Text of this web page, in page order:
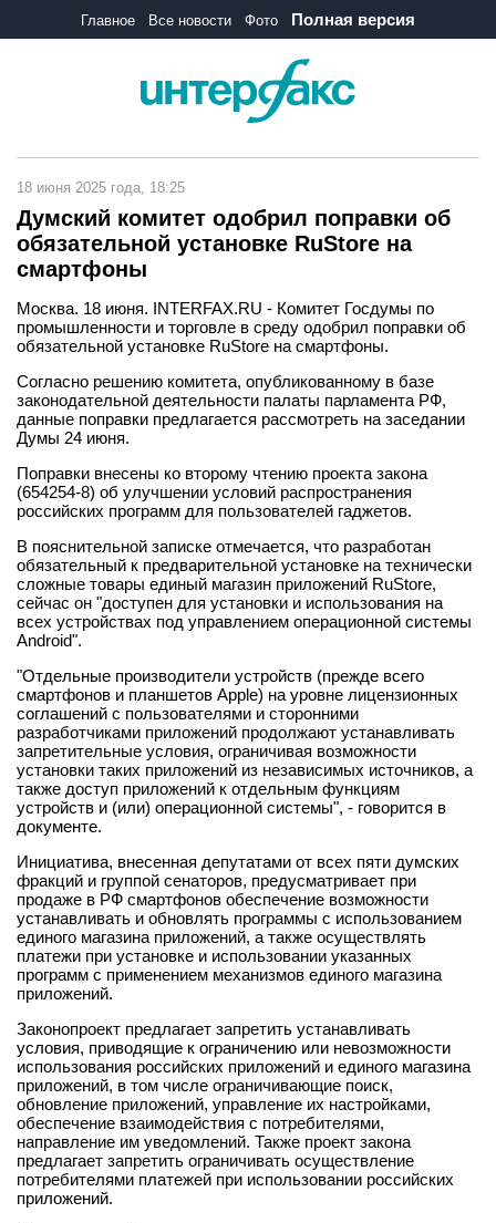
Главное Все новости Фото Полная версия
18 июня 2025 года, 18:25
Думский комитет одобрил поправки об
обязательной установке RuStore на
смартфоны
Москва. 18 июня. INTERFAX.RU - Комитет Госдумы по
промышленности и торговле в среду одобрил поправки об
обязательной установке RuStore на смартфоны.
Согласно решению комитета, опубликованному в базе
законодательной деятельности палаты парламента РФ,
данные поправки предлагается рассмотреть на заседании
Думы 24 июня.
Поправки внесены ко второму чтению проекта закона
(654254-8) об улучшении условий распространения
российских программ для пользователей гаджетов.
В пояснительной записке отмечается, что разработан
обязательный к предварительной установке на технически
сложные товары единый магазин приложений RuStore,
сейчас он "доступен для установки и использования на
всех устройствах под управлением операционной системы
Android".
"Отдельные производители устройств (прежде всего
смартфонов и планшетов Apple) на уровне лицензионных
соглашений с пользователями и сторонними
разработчиками приложений продолжают устанавливать
запретительные условия, ограничивая возможности
установки таких приложений из независимых источников, а
также доступ приложений к отдельным функциям
устройств и (или) операционной системы", - говорится в
документе.
Инициатива, внесенная депутатами от всех пяти думских
фракций и группой сенаторов, предусматривает при
продаже в РФ смартфонов обеспечение возможности
устанавливать и обновлять программы с использованием
единого магазина приложений, а также осуществлять
платежи при установке и использовании указанных
программ с применением механизмов единого магазина
приложений.
Законопроект предлагает запретить устанавливать
условия, приводящие к ограничению или невозможности
использования российских приложений и единого магазина
приложений, в том числе ограничивающие поиск,
обновление приложений, управление их настройками,
обеспечение взаимодействия с потребителями,
направление им уведомлений. Также проект закона
предлагает запретить ограничивать осуществление
потребителями платежей при использовании российских
приложений.